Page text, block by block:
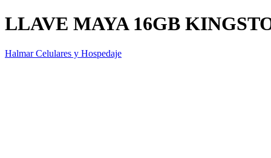
LLAVE MAYA 16GB
Halmar Celulares y Hospedaje